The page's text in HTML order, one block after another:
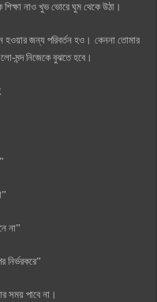
শিক্ষা নাও খুভ ভোরে ঘুম থেকে উঠা।
হওয়ার জন্য পরিবর্তন হও। কেননা তোমার
মন্দ নিজেকে বুঝতে হবে।
না”
সময় পাবে না।